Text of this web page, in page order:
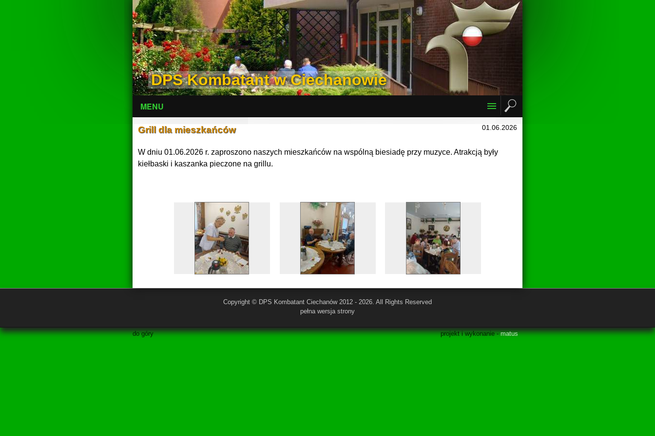
DPS Kombatant w Ciechanowie
MENU
01.06.2026
Grill dla mieszkańców
W dniu 01.06.2026 r. zaproszono naszych mieszkańców na wspólną biesiadę przy muzyce. Atrakcją były
kiełbaski i kaszanka pieczone na grillu.
Copyright © DPS Kombatant Ciechanów 2012 - 2026. All Rights Reserved
pełna wersja strony
do góry projekt i wykonanie -matus